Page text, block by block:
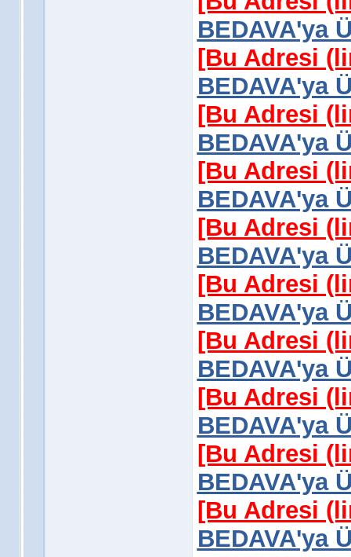
BEDAVA'ya
[Bu Adresi
BEDAVA'ya
[Bu Adresi
BEDAVA'ya
[Bu Adresi
BEDAVA'ya
[Bu Adresi
BEDAVA'ya
[Bu Adresi
BEDAVA'ya
[Bu Adresi
BEDAVA'ya
[Bu Adresi
BEDAVA'ya
[Bu Adresi
BEDAVA'ya
[Bu Adresi
BEDAVA'ya